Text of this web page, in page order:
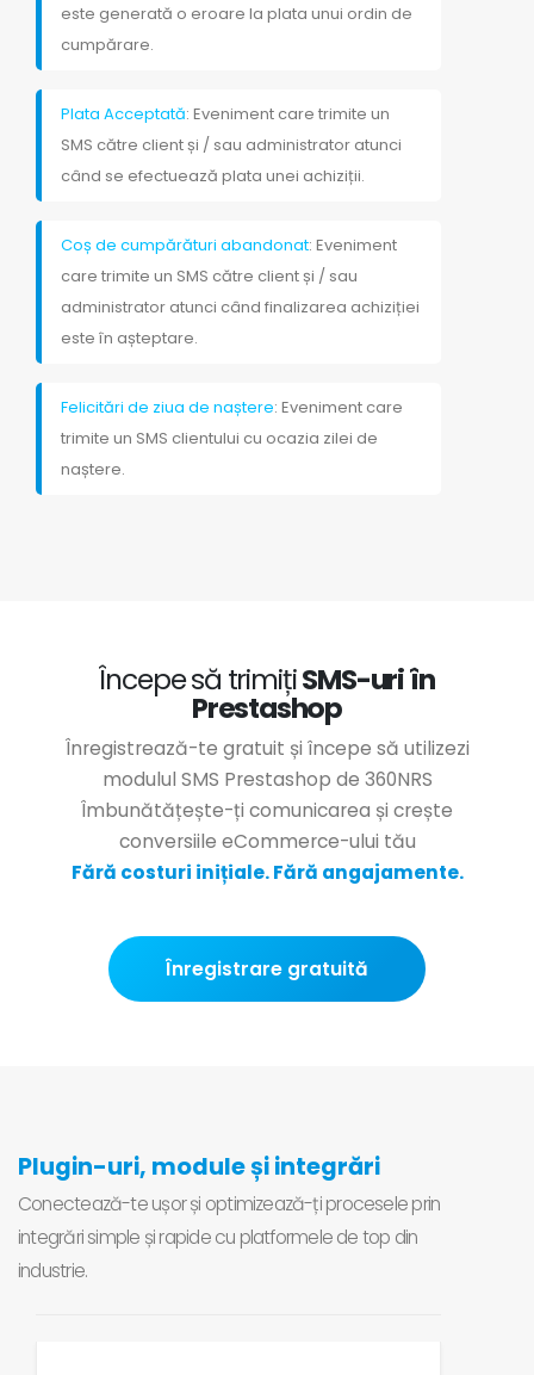
este generată o eroare la plata unui ordin de
cumpărare.
Plata Acceptată: Eveniment care trimite un
SMS către client și / sau administrator atunci
când se efectuează plata unei achiziții.
Coș de cumpărături abandonat: Eveniment
care trimite un SMS către client și / sau
administrator atunci când finalizarea achiziției
este în așteptare.
Felicitări de ziua de naștere: Eveniment care
trimite un SMS clientului cu ocazia zilei de
naștere.
Începe să trimițiSMS-uri în
Prestashop
Înregistrează-te gratuit și începe să utilizezi
modulul SMS Prestashop de 360NRS
Îmbunătățește-ți comunicarea și crește
conversiile eCommerce-ului tău
Fără costuri inițiale. Fără angajamente.
Înregistrare gratuită
Plugin-uri, module și integrări
Conectează-te ușor și optimizează-ți procesele prin
integrări simple și rapide cu platformele de top din
industrie.